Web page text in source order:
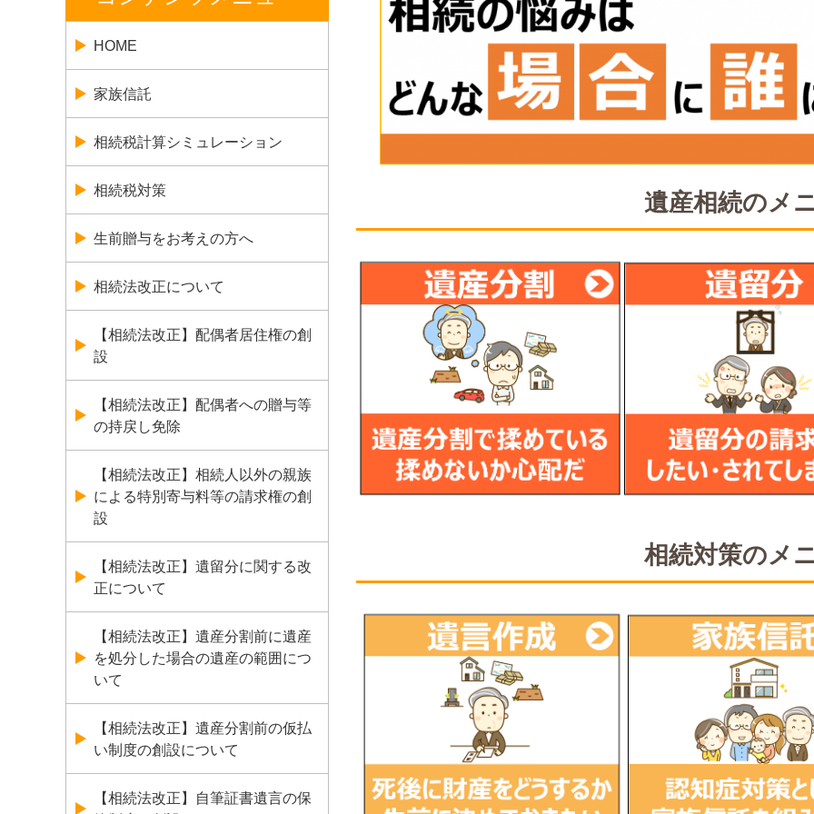
遺産相続のメ
相続対策のメ
HOME
家族信託
相続税計算シミュレーション
相続税対策
生前贈与をお考えの方へ
相続法改正について
【相続法改正】配偶者居住権の創
設
【相続法改正】配偶者への贈与等
の持戻し免除
【相続法改正】相続人以外の親族
による特別寄与料等の請求権の創
設
【相続法改正】遺留分に関する改
正について
【相続法改正】遺産分割前に遺産
を処分した場合の遺産の範囲につ
いて
【相続法改正】遺産分割前の仮払
い制度の創設について
【相続法改正】自筆証書遺言の保